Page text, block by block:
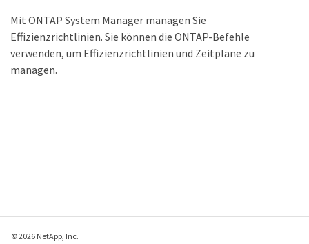
Mit ONTAP System Manager managen Sie
Effizienzrichtlinien. Sie können die ONTAP-Befehle
verwenden, um Effizienzrichtlinien und Zeitpläne zu
managen.
© 2026 NetApp, Inc.